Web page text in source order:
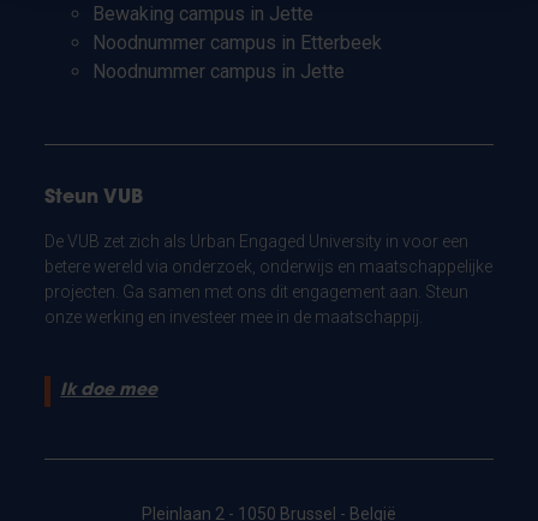
Bewaking campus in Jette
Noodnummer campus in Etterbeek
Noodnummer campus in Jette
Steun VUB
De VUB zet zich als Urban Engaged University in voor een
betere wereld via onderzoek, onderwijs en maatschappelijke
projecten. Ga samen met ons dit engagement aan. Steun
onze werking en investeer mee in de maatschappij.
Ik doe mee
Pleinlaan 2 - 1050 Brussel - België